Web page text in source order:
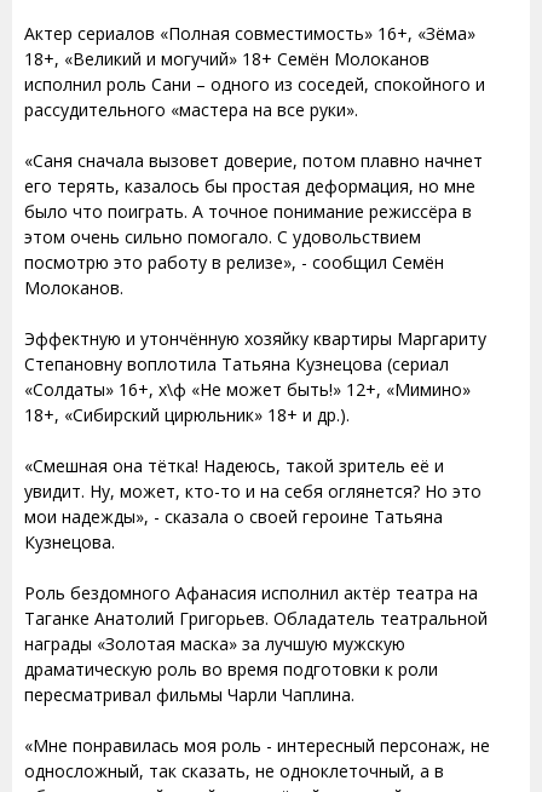
Актер сериалов «Полная совместимость» 16+, «Зёма»
18+, «Великий и могучий» 18+ Семён Молоканов
исполнил роль Сани – одного из соседей, спокойного и
рассудительного «мастера на все руки».
«Саня сначала вызовет доверие, потом плавно начнет
его терять, казалось бы простая деформация, но мне
было что поиграть. А точное понимание режиссёра в
этом очень сильно помогало. С удовольствием
посмотрю это работу в релизе», - сообщил Семён
Молоканов.
Эффектную и утончённую хозяйку квартиры Маргариту
Степановну воплотила Татьяна Кузнецова (сериал
«Солдаты» 16+, х\ф «Не может быть!» 12+, «Мимино»
18+, «Сибирский цирюльник» 18+ и др.).
«Смешная она тётка! Надеюсь, такой зритель её и
увидит. Ну, может, кто-то и на себя оглянется? Но это
мои надежды», - сказала о своей героине Татьяна
Кузнецова.
Роль бездомного Афанасия исполнил актёр театра на
Таганке Анатолий Григорьев. Обладатель театральной
награды «Золотая маска» за лучшую мужскую
драматическую роль во время подготовки к роли
пересматривал фильмы Чарли Чаплина.
«Мне понравилась моя роль - интересный персонаж, не
односложный, так сказать, не одноклеточный, а в